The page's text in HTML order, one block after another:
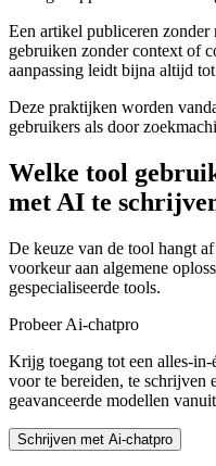
Een artikel publiceren zonder
gebruiken zonder context of
aanpassing leidt bijna altijd
Deze praktijken worden
gebruikers als door
Welke tool
met AI te
De keuze van de tool hangt
voorkeur aan algemene
gespecialiseerde tools.
Probeer Ai-chatpro
Krijg toegang tot een alles-
voor te bereiden, te schrijven
geavanceerde modellen
Schrijven met Ai-chatpro